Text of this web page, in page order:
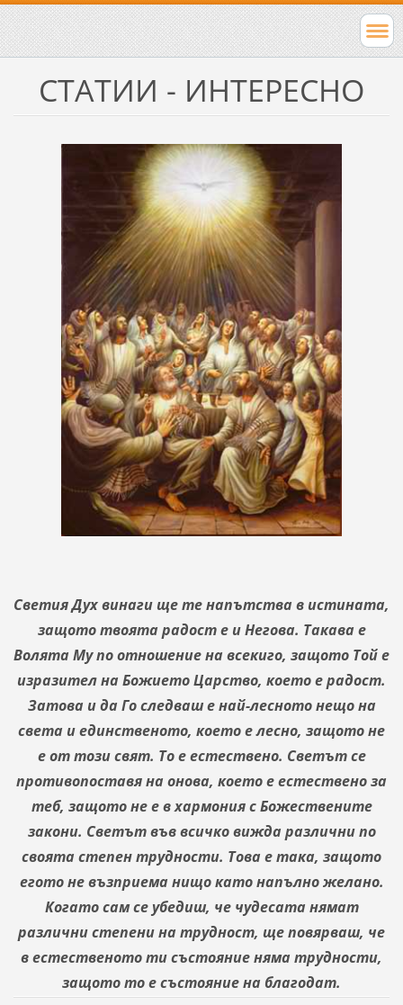
СТАТИИ - ИНТЕРЕСНО
Светия Дух винаги ще те напътства в истината,
защото твоята радост е и Негова. Такава е
Волята Му по отношение на всекиго, защото Той е
изразител на Божието Царство, което е радост.
Затова и да Го следваш е най-лесното нещо на
света и единственото, което е лесно, защото не
е от този свят. То е естествено. Светът се
противопоставя на онова, което е естествено за
теб, защото не е в хармония с Божествените
закони. Светът във всичко вижда различни по
своята степен трудности. Това е така, защото
егото не възприема нищо като напълно желано.
Когато сам се убедиш, че чудесата нямат
различни степени на трудност, ще повярваш, че
в естественото ти състояние няма трудности,
защото то е състояние на благодат.